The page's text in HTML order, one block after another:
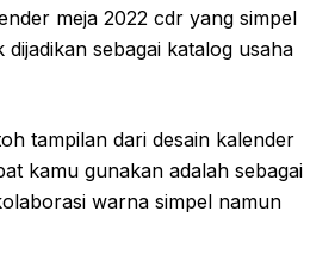
meja 2022 cdr yang simpel
sebagai katalog usaha
tampilan dari desain kalender
kamu gunakan adalah sebagai
warna simpel namun